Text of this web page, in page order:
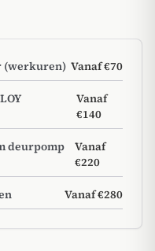
(werkuren) Vanaf €70
Vanaf
€140
deurpomp
Vanaf
€220
Vanaf €280